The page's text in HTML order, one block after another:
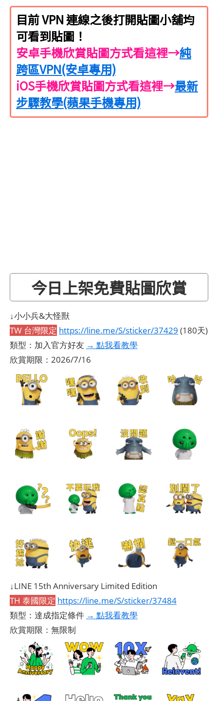
目前 VPN 連線之後打開貼圖小舖均
可看到貼圖！
安卓手機欣賞貼圖方式看這裡→純
跨區VPN(安卓專用)
iOS手機欣賞貼圖方式看這裡→最新
步驟教學(蘋果手機專用)
今日上架免費貼圖欣賞
↓小小兵&大怪獸
TW 台灣限定 https://line.me/S/sticker/37429 (180天)
類型：加入官方好友 → 點我看教學
欣賞期限：2026/7/16
↓LINE 15th Anniversary Limited Edition
TH 泰國限定 https://line.me/S/sticker/37484
類型：達成指定條件 → 點我看教學
欣賞期限：無限制